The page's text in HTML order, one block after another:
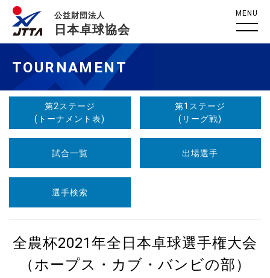
公益財団法人
日本卓球協会
MENU
TOURNAMENT
第2ステージ
(トーナメント表)
第1ステージ
(リーグ戦)
試合一覧 出場選手
選手検索
全農杯2021年全日本卓球選手権大会
（ホープス・カブ・バンビの部）